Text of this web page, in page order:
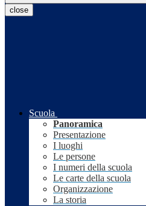
close
Scuola
Panoramica
Presentazione
I luoghi
Le persone
I numeri della scuola
Le carte della scuola
Organizzazione
La storia